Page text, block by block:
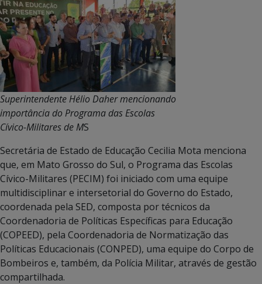
Superintendente Hélio Daher mencionando
importância do Programa das Escolas
Cívico-Militares de MS
Secretária de Estado de Educação Cecilia Mota menciona
que, em Mato Grosso do Sul, o Programa das Escolas
Cívico-Militares (PECIM) foi iniciado com uma equipe
multidisciplinar e intersetorial do Governo do Estado,
coordenada pela SED, composta por técnicos da
Coordenadoria de Políticas Específicas para Educação
(COPEED), pela Coordenadoria de Normatização das
Políticas Educacionais (CONPED), uma equipe do Corpo de
Bombeiros e, também, da Polícia Militar, através de gestão
compartilhada.